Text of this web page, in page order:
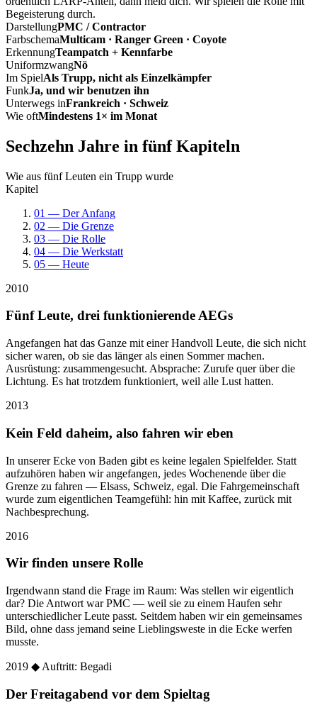
Begeisterung durch.
DarstellungPMC / Contractor
FarbschemaMulticam · Ranger Green · Coyote
ErkennungTeampatch + Kennfarbe
UniformzwangNö
Im SpielAls Trupp, nicht als Einzelkämpfer
FunkJa, und wir benutzen ihn
Unterwegs inFrankreich · Schweiz
Wie oftMindestens 1× im Monat
Sechzehn Jahre in fünf Kapiteln
Wie aus fünf Leuten ein Trupp wurde
Kapitel
01 — Der Anfang
02 — Die Grenze
03 — Die Rolle
04 — Die Werkstatt
05 — Heute
2010
Fünf Leute, drei funktionierende AEGs
Angefangen hat das Ganze mit einer Handvoll Leute, die sich nicht
sicher waren, ob sie das länger als einen Sommer machen.
Ausrüstung: zusammengesucht. Absprache: Zurufe quer über die
Lichtung. Es hat trotzdem funktioniert, weil alle Lust hatten.
2013
Kein Feld daheim, also fahren wir eben
In unserer Ecke von Baden gibt es keine legalen Spielfelder. Statt
aufzuhören haben wir angefangen, jedes Wochenende über die
Grenze zu fahren — Elsass, Schweiz, egal. Die Fahrgemeinschaft
wurde zum eigentlichen Teamgefühl: hin mit Kaffee, zurück mit
Nachbesprechung.
2016
Wir finden unsere Rolle
Irgendwann stand die Frage im Raum: Was stellen wir eigentlich
dar? Die Antwort war PMC — weil sie zu einem Haufen sehr
unterschiedlicher Leute passt. Seitdem haben wir ein gemeinsames
Bild, ohne dass jemand seine Lieblingsweste in die Ecke werfen
musste.
2019 ◆ Auftritt: Begadi
Der Freitagabend vor dem Spieltag